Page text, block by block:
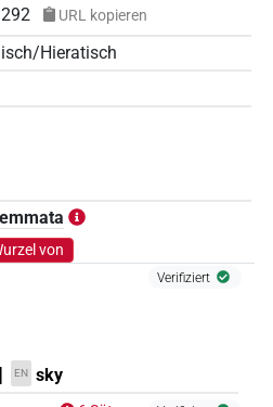
URL kopieren
Hieratisch
von
Verifiziert
EN sky